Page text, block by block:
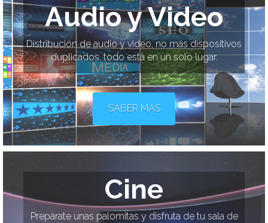
Audio y Video
Distribución de audio y video, no más dispositivos
duplicados, todo está en un solo lugar.
SABER MAS
Cine
Prepárate unas palomitas y disfruta de tu sala de